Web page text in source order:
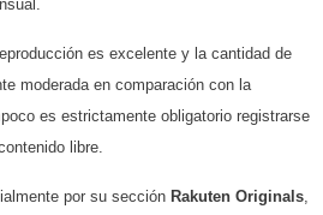
es excelente y la cantidad de
moderada en comparación con la
es estrictamente obligatorio registrarse
libre.
por su sección Rakuten Originals,